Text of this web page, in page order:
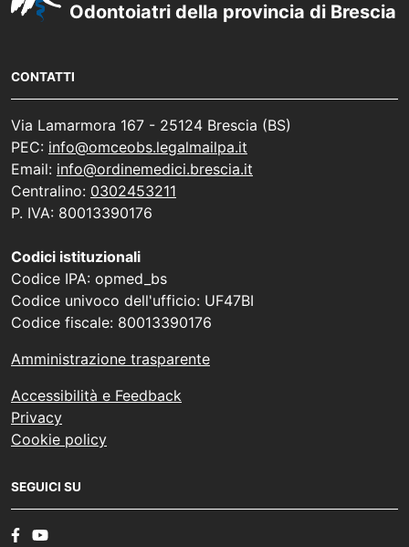
Odontoiatri della provincia di Brescia
CONTATTI
Via Lamarmora 167 - 25124 Brescia (BS)
PEC: info@omceobs.legalmailpa.it
Email: info@ordinemedici.brescia.it
Centralino: 0302453211
P. IVA: 80013390176
Codici istituzionali
Codice IPA: opmed_bs
Codice univoco dell'ufficio: UF47BI
Codice fiscale: 80013390176
Amministrazione trasparente
Accessibilità e Feedback
Privacy
Cookie policy
SEGUICI SU